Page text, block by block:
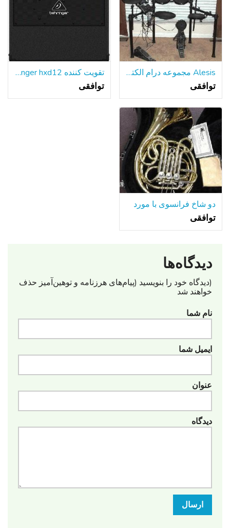
Alesis مجموعه درام الکترونیکی
توافقی
تقویت کننده behringer hxd12
توافقی
دو شاخ فرانسوی با مورد
توافقی
دیدگاه‌ها
(دیدگاه خود را بنویسید (پیام‌های هرزنامه‌ و توهین‌آمیز حذف
خواهند شد
نام شما
ایمیل شما
عنوان
دیدگاه
ارسال